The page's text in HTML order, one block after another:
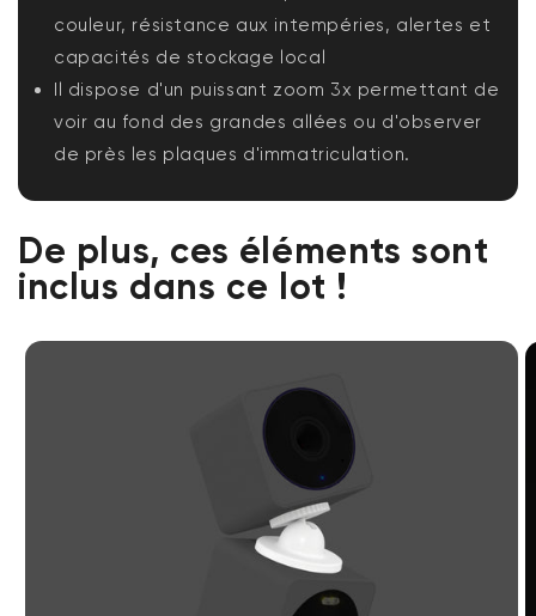
couleur, résistance aux intempéries, alertes et
capacités de stockage local
Il dispose d'un puissant zoom 3x permettant de
voir au fond des grandes allées ou d'observer
de près les plaques d'immatriculation.
De plus, ces éléments sont
inclus dans ce lot !